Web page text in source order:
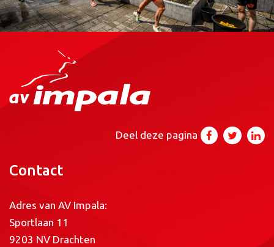
Deel deze pagina
Contact
Adres van AV Impala:
Sportlaan 11
9203 NV Drachten